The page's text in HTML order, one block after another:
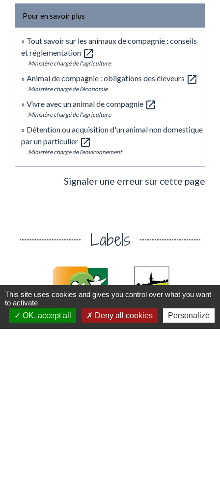
Pour en savoir plus
Tout savoir sur les animaux de compagnie : conseils
et réglementation open_in_new
Ministère chargé de l'agriculture
Animal de compagnie : obligations des éleveurs open_in_new
Ministère chargé de l'économie
Vivre avec un animal de compagnie open_in_new
Ministère chargé de l'agriculture
Détention ou acquisition d'un animal non domestique
par un particulier open_in_new
Ministère chargé de l'environnement
Signaler une erreur sur cette page
Labels
chevron_left chevron_right
This site uses cookies and gives you control over what you want
to activate
OK, accept all
Deny all cookies Personalize